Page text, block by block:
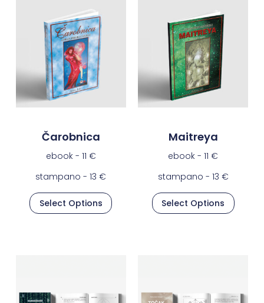
Čarobnica
ebook - 11 €
stampano -13€
Select Options
Maitreya
ebook -11€
stampano - 13 €
Select Options